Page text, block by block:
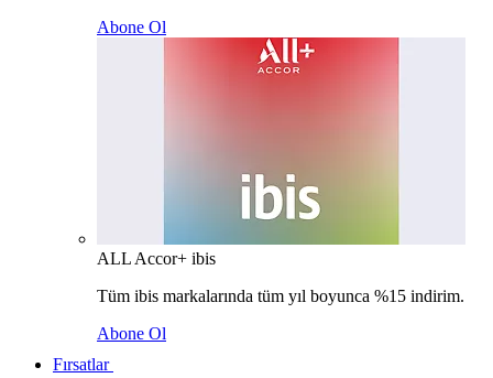
Abone Ol
ALL Accor+ ibis
Tüm ibis markalarında tüm yıl boyunca %15 indirim.
Abone Ol
Fırsatlar